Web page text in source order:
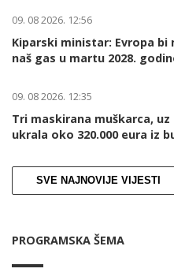
09. 08 2026. 12:56
Kiparski ministar: Evropa bi
naš gas u martu 2028.
09. 08 2026. 12:35
Tri maskirana muškarca,
ukrala oko 320.000 eura iz
SVE NAJNOVIJE VIJESTI
PROGRAMSKA ŠEMA